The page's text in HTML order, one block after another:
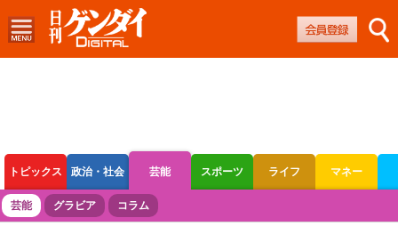
トピックス 政治・社会 芸能 スポーツ ライフ マネー
ボートレース 競輪 オートレース
芸能 グラビア コラム